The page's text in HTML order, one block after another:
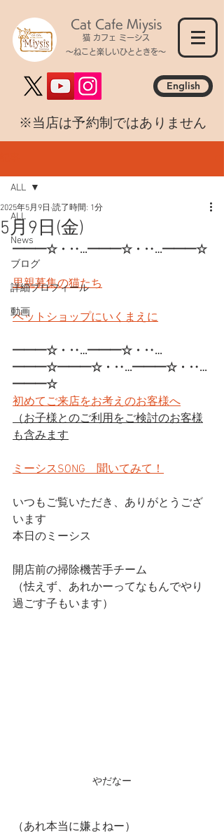
Cat Cafe Miysis
猫 カフェ ミーシス
～ねこと楽しいひとときを～
English
​※当店は予約制ではありません
ALL
News
ブログ
詳細プロフィール
動画
ALL
5月9日(金)
2025年5月9日 読了時間: 1分
━━━☆・‥…━━━☆・‥…━━━☆
里親募集の猫たち
ペットショップにいくまえに
━━━☆・‥…━━━☆・‥…
━━━☆━━━☆・‥…━━━☆・‥…
━━━☆
初めてご来店をお考えのお客様へ
（お子様とのご利用をご検討のお客様
も含みます
ミーシスSONG　聞いてみて！
いつもご覧いただき、ありがとうござ
います
本日のミーシス
開店前の掃除機苦手チーム
（怯えず、あれかーってなもんでやり
過ごす子もいます）
やだなー
（あれ本当に嫌よねー）